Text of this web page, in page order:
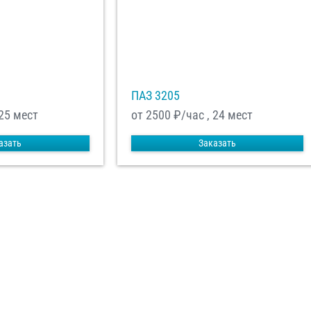
мест
ПАЗ 3205
от 2500 ₽/час , 24 мест
Заказать